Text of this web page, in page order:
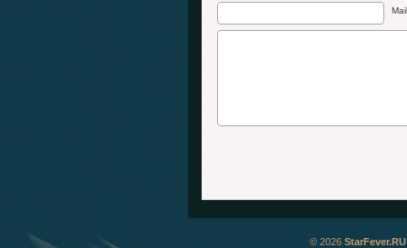
© 2026 StarFever.RU